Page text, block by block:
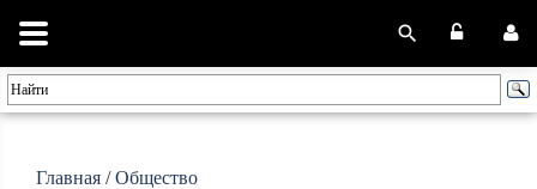
Главная /Общество